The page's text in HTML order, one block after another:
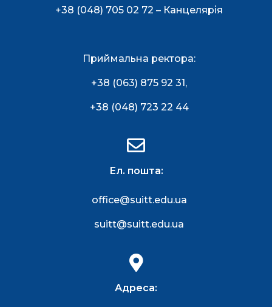
+38 (048) 705 02 72 – Канцелярія
Приймальна ректора:
+38 (063) 875 92 31,
+38 (048) 723 22 44
Ел. пошта:
office@suitt.edu.ua
suitt@suitt.edu.ua
Адреса: